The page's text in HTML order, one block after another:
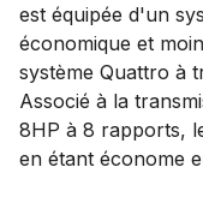
est équipée d'un
économique et
système Quattro à
Associé à la
8HP à 8 rapports,
en étant économe